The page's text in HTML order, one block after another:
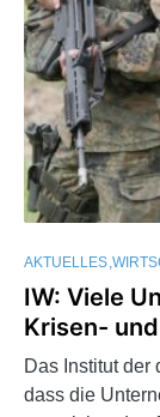
AKTUELLES
IW: Viele
Krisen-
Das Institut der
dass die